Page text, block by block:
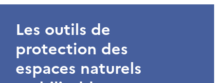
Les outils de
protection des
espaces naturels